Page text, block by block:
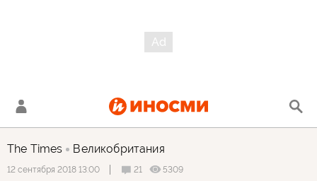
The Times Великобритания
12 сентября 2018 13:00 21
5309